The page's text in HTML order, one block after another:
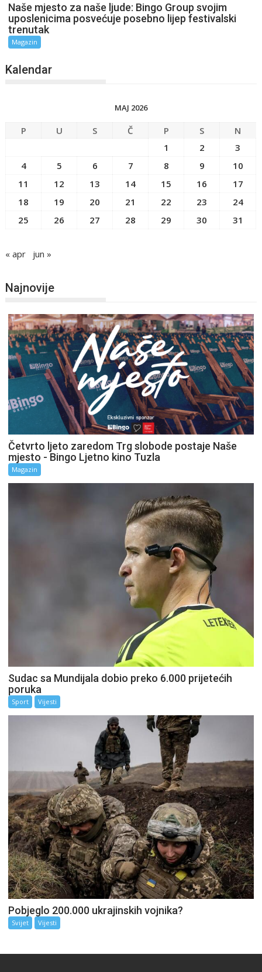
Naše mjesto za naše ljude: Bingo Group svojim
uposlenicima posvećuje posebno lijep festivalski
trenutak
Magazin
Kalendar
MAJ 2026
P U S Č P S
N
1
2
3
4
5 6 7 8 9
10
11
12 13 14 15 16
17
18
19 20 21 22 23
24
25
26 27 28 29 30 31
« apr jun »
Najnovije
Četvrto ljeto zaredom Trg slobode postaje Naše
mjesto - Bingo Ljetno kino Tuzla
Magazin
Sudac sa Mundijala dobio preko 6.000 prijetećih
poruka
Sport Vijesti
Pobjeglo 200.000 ukrajinskih vojnika?
Svijet Vijesti